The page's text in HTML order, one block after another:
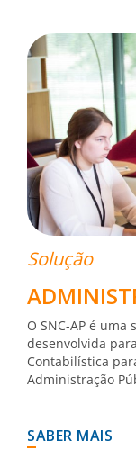
Solução
O SNC-AP é
desenvolvida
Contabilística
Administração
SABER MAIS